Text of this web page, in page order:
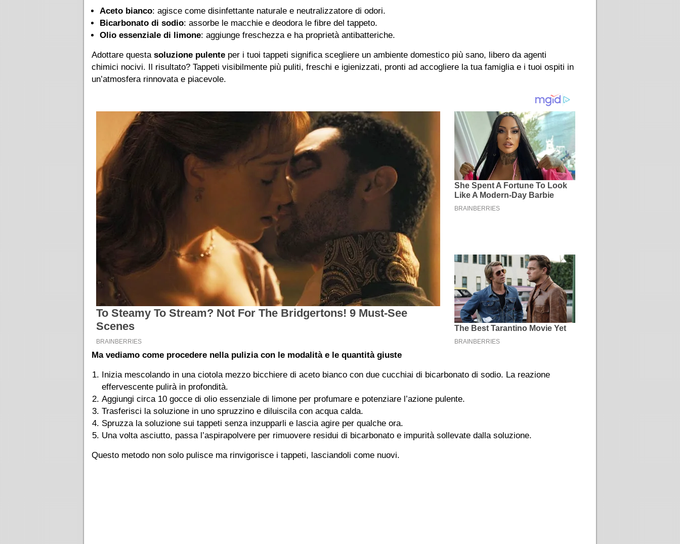
Aceto bianco: agisce come disinfettante naturale e neutralizzatore di odori.
Bicarbonato di sodio: assorbe le macchie e deodora le fibre del tappeto.
Olio essenziale di limone: aggiunge freschezza e ha proprietà antibatteriche.
Adottare questa soluzione pulente per i tuoi tappeti significa scegliere un ambiente domestico più sano, libero da agenti
chimici nocivi. Il risultato? Tappeti visibilmente più puliti, freschi e igienizzati, pronti ad accogliere la tua famiglia e i tuoi ospiti in
un’atmosfera rinnovata e piacevole.
Ma vediamo come procedere nella pulizia con le modalità e le quantità giuste
Inizia mescolando in una ciotola mezzo bicchiere di aceto bianco con due cucchiai di bicarbonato di sodio. La reazione
effervescente pulirà in profondità.
Aggiungi circa 10 gocce di olio essenziale di limone per profumare e potenziare l’azione pulente.
Trasferisci la soluzione in uno spruzzino e diluiscila con acqua calda.
Spruzza la soluzione sui tappeti senza inzupparli e lascia agire per qualche ora.
Una volta asciutto, passa l’aspirapolvere per rimuovere residui di bicarbonato e impurità sollevate dalla soluzione.
Questo metodo non solo pulisce ma rinvigorisce i tappeti, lasciandoli come nuovi.